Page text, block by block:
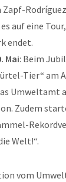
auf eine
endet.
Mai: Beim
Tier“ am
Umweltamt
Zudem
Welt!“.
vom